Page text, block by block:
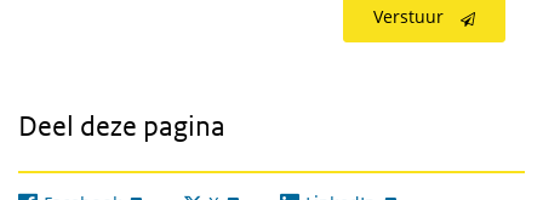
Verstuur
Deel deze pagina